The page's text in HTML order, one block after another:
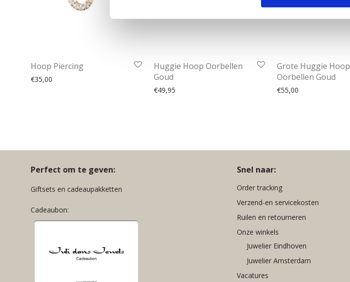
Hoop Piercing
€35,00
Huggie Hoop Oorbellen
Goud
€49,95
Grote Huggie Hoop
Oorbellen Goud
€55,00
Perfect om te geven:
Giftsets en cadeaupakketten
Cadeaubon:
Snel naar:
Order tracking
Verzend-en servicekosten
Ruilen en retourneren
Onze winkels
Juwelier Eindhoven
Juwelier Amsterdam
Vacatures